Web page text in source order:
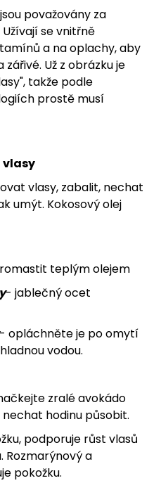
považovány za
se vnitřně
a na oplachy, aby
Už z obrázku je
takže podle
prostě musí
vlasy
vlasy, zabalit, nechat
umýt. Kokosový olej
teplým olejem
- jablečný ocet
- opláchněte je po omytí
vodou.
zralé avokádo
hodinu působit.
podporuje růst vlasů
Rozmarýnový a
pokožku.